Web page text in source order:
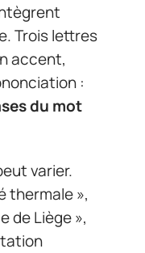
Trois lettres
accent,
:
du mot
varier.
thermale »,
de Liège »,